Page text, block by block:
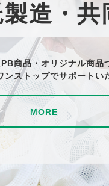
造・共
商品・オリジナル商品
ンストップでサポートい
MORE